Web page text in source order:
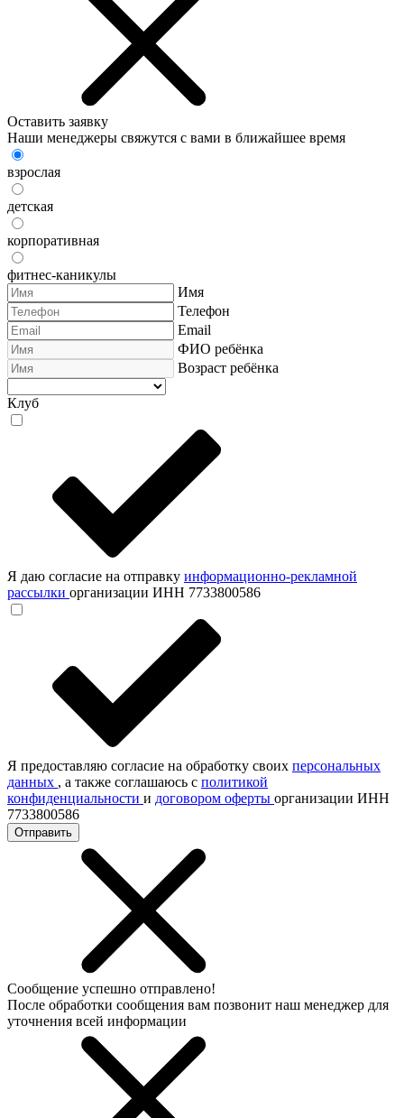
Оставить заявку
Наши менеджеры свяжутся с вами в ближайшее время
взрослая
детская
корпоративная
фитнес-каникулы
Имя
Телефон
Email
ФИО ребёнка
Возраст ребёнка
Клуб
Я даю согласие на отправку информационно-рекламной
рассылки организации ИНН 7733800586
Я предоставляю согласие на обработку своих персональных
данных , а также соглашаюсь с политикой
конфиденциальности и договором оферты организации ИНН
7733800586
Отправить
Сообщение успешно отправлено!
После обработки сообщения вам позвонит наш менеджер для
уточнения всей информации